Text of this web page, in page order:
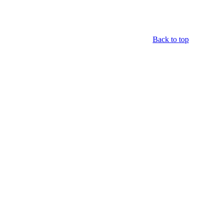
Back to top